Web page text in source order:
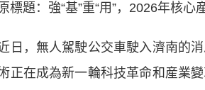
題：強“基”重“用”，2026年核心
，無人駕駛公交車駛入濟南的消
正在成為新一輪科技革命和産業